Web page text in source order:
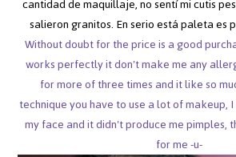
cantidad de maquillaje, no sentí mi cutis
salieron granitos. En serio está paleta es
Without doubt for the price is a good
works perfectly it don't make me any
for more of three times and it like so
technique you have to use a lot of makeup,
my face and it didn't produce me pimples,
for me -u-